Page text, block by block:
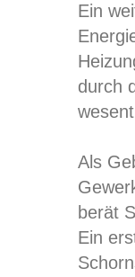
Ein
durch
Als
berät
Ein